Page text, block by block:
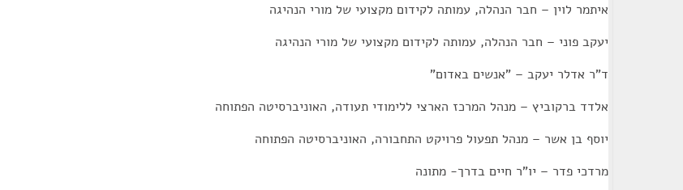
איתמר לוין – חבר הנהלה, עמותה לקידום מקצועי של מורי הנהיגה
יעקב פוני – חבר הנהלה, עמותה לקידום מקצועי של מורי הנהיגה
ד"ר אדלר יעקב – "אנשים באדום"
אלדד ברקוביץ – מנהל המרכז הארצי ללימודי תעודה, האוניברסיטה הפתוחה
יוסף בן אשר – מנהל תפעול פרויקט התחבורה, האוניברסיטה הפתוחה
מרדכי פדר – יו"ר חיים בדרך- מתונה